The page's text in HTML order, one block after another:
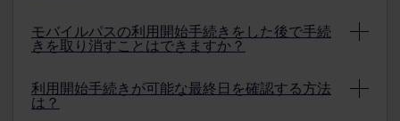
ると利用開始手続きが行われていることになります。有
効期間は、Rail Planner アプリの [お客様のパス] セク
る場合に定義されます。
モバイルパスの利用開始手続きをした後で手続
きを取り消すことはできますか？
旅行開始日の開始前であればいつでも行うことができま
す。[お客様のパス] に移動し、右上の3つの点をタップ
利用開始手続きが可能な最終日を確認する方法
は？